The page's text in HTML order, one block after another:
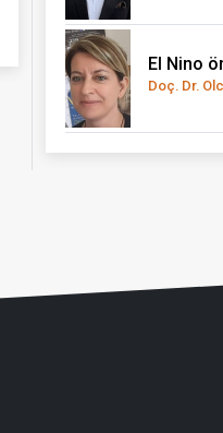
El Nino
Doç. Dr.